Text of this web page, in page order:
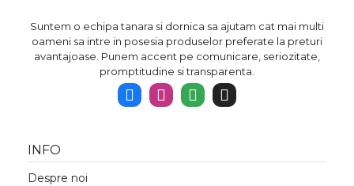
Suntem o echipa tanara si dornica sa ajutam cat mai multi
oameni sa intre in posesia produselor preferate la preturi
avantajoase. Punem accent pe comunicare, seriozitate,
promptitudine si transparenta.
INFO
Despre noi